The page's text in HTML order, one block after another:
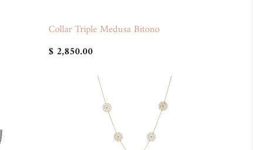
Collar Triple Medusa Bitono
$ 2,850.00